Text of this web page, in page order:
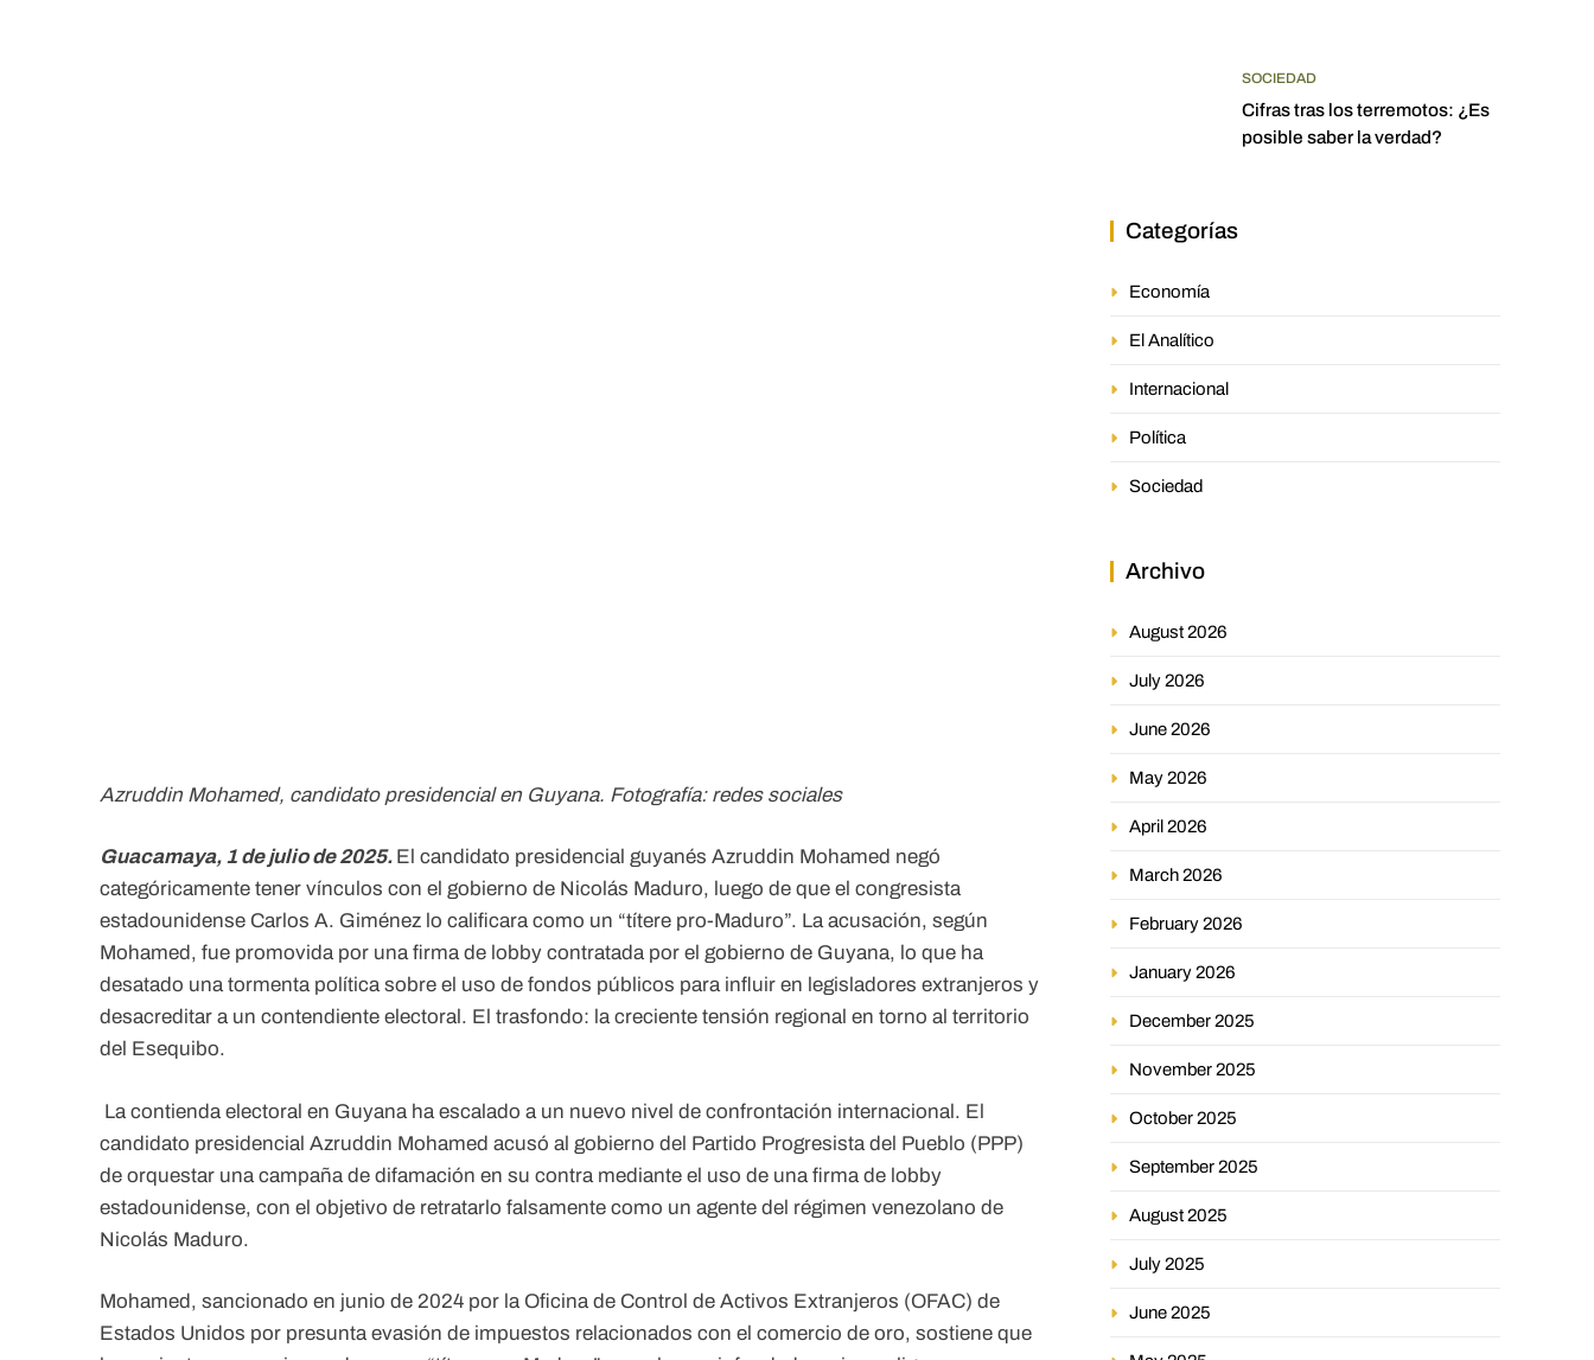
Azruddin Mohamed, candidato presidencial en Guyana. Fotografía: redes sociales
Guacamaya, 1 de julio de 2025. El candidato presidencial guyanés Azruddin Mohamed negó
categóricamente tener vínculos con el gobierno de Nicolás Maduro, luego de que el congresista
estadounidense Carlos A. Giménez lo calificara como un “títere pro-Maduro”. La acusación, según
Mohamed, fue promovida por una firma de lobby contratada por el gobierno de Guyana, lo que ha
desatado una tormenta política sobre el uso de fondos públicos para influir en legisladores extranjeros y
desacreditar a un contendiente electoral. El trasfondo: la creciente tensión regional en torno al territorio
del Esequibo.
La contienda electoral en Guyana ha escalado a un nuevo nivel de confrontación internacional. El
candidato presidencial Azruddin Mohamed acusó al gobierno del Partido Progresista del Pueblo (PPP)
de orquestar una campaña de difamación en su contra mediante el uso de una firma de lobby
estadounidense, con el objetivo de retratarlo falsamente como un agente del régimen venezolano de
Nicolás Maduro.
Mohamed, sancionado en junio de 2024 por la Oficina de Control de Activos Extranjeros (OFAC) de
Estados Unidos por presunta evasión de impuestos relacionados con el comercio de oro, sostiene que
SOCIEDAD
Cifras tras los terremotos: ¿Es
posible saber la verdad?
Categorías
Economía
El Analítico
Internacional
Política
Sociedad
Archivo
August 2026
July 2026
June 2026
May 2026
April 2026
March 2026
February 2026
January 2026
December 2025
November 2025
October 2025
September 2025
August 2025
July 2025
June 2025